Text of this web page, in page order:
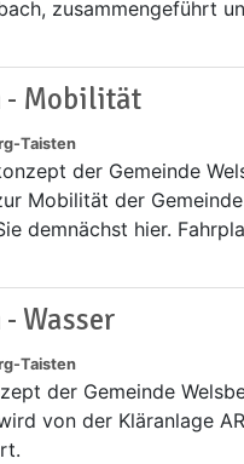
zusammengeführt
- Mobilität
Taisten
der Gemeinde
Mobilität der
demnächst hier.
Wasser
Taisten
der Gemeinde
von der Kläranlage